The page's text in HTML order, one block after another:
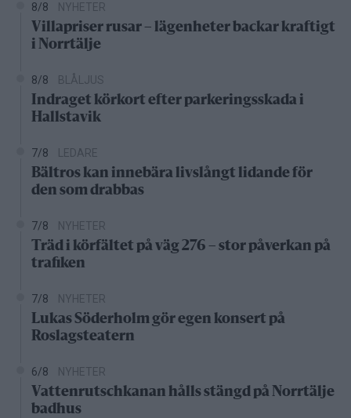
8/8 NYHETER
Villapriser rusar – lägenheter backar kraftigt
i Norrtälje
8/8 BLÅLJUS
Indraget körkort efter parkeringsskada i
Hallstavik
7/8 LEDARE
Bältros kan innebära livslångt lidande för
den som drabbas
7/8 NYHETER
Träd i körfältet på väg 276 – stor påverkan på
trafiken
7/8 NYHETER
Lukas Söderholm gör egen konsert på
Roslagsteatern
6/8 NYHETER
Vattenrutschkanan hålls stängd på Norrtälje
badhus